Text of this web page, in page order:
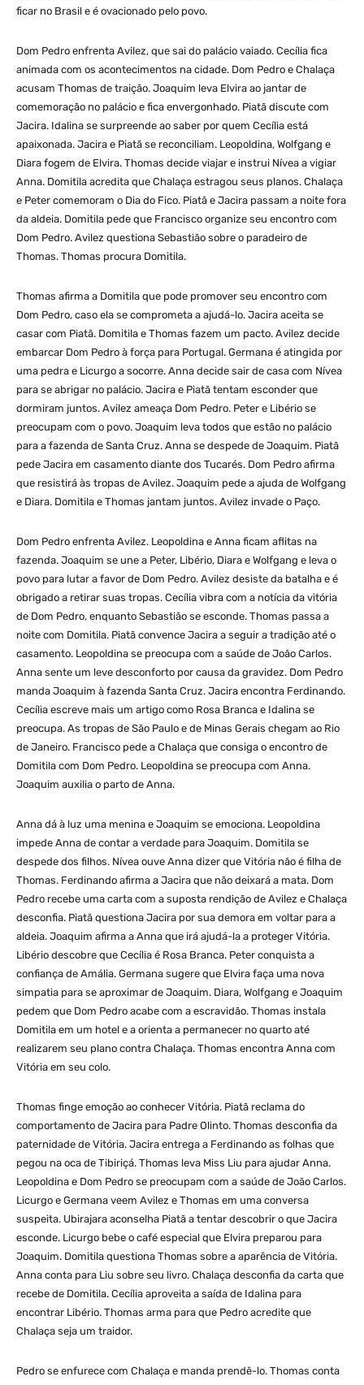
ficar no Brasil e é ovacionado pelo povo.
Dom Pedro enfrenta Avilez, que sai do palácio vaiado. Cecília fica
animada com os acontecimentos na cidade. Dom Pedro e Chalaça
acusam Thomas de traição. Joaquim leva Elvira ao jantar de
comemoração no palácio e fica envergonhado. Piatã discute com
Jacira. Idalina se surpreende ao saber por quem Cecília está
apaixonada. Jacira e Piatã se reconciliam. Leopoldina, Wolfgang e
Diara fogem de Elvira. Thomas decide viajar e instrui Nívea a vigiar
Anna. Domitila acredita que Chalaça estragou seus planos. Chalaça
e Peter comemoram o Dia do Fico. Piatã e Jacira passam a noite fora
da aldeia. Domitila pede que Francisco organize seu encontro com
Dom Pedro. Avilez questiona Sebastião sobre o paradeiro de
Thomas. Thomas procura Domitila.
Thomas afirma a Domitila que pode promover seu encontro com
Dom Pedro, caso ela se comprometa a ajudá-lo. Jacira aceita se
casar com Piatã. Domitila e Thomas fazem um pacto. Avilez decide
embarcar Dom Pedro à força para Portugal. Germana é atingida por
uma pedra e Licurgo a socorre. Anna decide sair de casa com Nívea
para se abrigar no palácio. Jacira e Piatã tentam esconder que
dormiram juntos. Avilez ameaça Dom Pedro. Peter e Libério se
preocupam com o povo. Joaquim leva todos que estão no palácio
para a fazenda de Santa Cruz. Anna se despede de Joaquim. Piatã
pede Jacira em casamento diante dos Tucarés. Dom Pedro afirma
que resistirá às tropas de Avilez. Joaquim pede a ajuda de Wolfgang
e Diara. Domitila e Thomas jantam juntos. Avilez invade o Paço.
Dom Pedro enfrenta Avilez. Leopoldina e Anna ficam aflitas na
fazenda. Joaquim se une a Peter, Libério, Diara e Wolfgang e leva o
povo para lutar a favor de Dom Pedro. Avilez desiste da batalha e é
obrigado a retirar suas tropas. Cecília vibra com a notícia da vitória
de Dom Pedro, enquanto Sebastião se esconde. Thomas passa a
noite com Domitila. Piatã convence Jacira a seguir a tradição até o
casamento. Leopoldina se preocupa com a saúde de João Carlos.
Anna sente um leve desconforto por causa da gravidez. Dom Pedro
manda Joaquim à fazenda Santa Cruz. Jacira encontra Ferdinando.
Cecília escreve mais um artigo como Rosa Branca e Idalina se
preocupa. As tropas de São Paulo e de Minas Gerais chegam ao Rio
de Janeiro. Francisco pede a Chalaça que consiga o encontro de
Domitila com Dom Pedro. Leopoldina se preocupa com Anna.
Joaquim auxilia o parto de Anna.
Anna dá à luz uma menina e Joaquim se emociona. Leopoldina
impede Anna de contar a verdade para Joaquim. Domitila se
despede dos filhos. Nívea ouve Anna dizer que Vitória não é filha de
Thomas. Ferdinando afirma a Jacira que não deixará a mata. Dom
Pedro recebe uma carta com a suposta rendição de Avilez e Chalaça
desconfia. Piatã questiona Jacira por sua demora em voltar para a
aldeia. Joaquim afirma a Anna que irá ajudá-la a proteger Vitória.
Libério descobre que Cecília é Rosa Branca. Peter conquista a
confiança de Amália. Germana sugere que Elvira faça uma nova
simpatia para se aproximar de Joaquim. Diara, Wolfgang e Joaquim
pedem que Dom Pedro acabe com a escravidão. Thomas instala
Domitila em um hotel e a orienta a permanecer no quarto até
realizarem seu plano contra Chalaça. Thomas encontra Anna com
Vitória em seu colo.
Thomas finge emoção ao conhecer Vitória. Piatã reclama do
comportamento de Jacira para Padre Olinto. Thomas desconfia da
paternidade de Vitória. Jacira entrega a Ferdinando as folhas que
pegou na oca de Tibiriçá. Thomas leva Miss Liu para ajudar Anna.
Leopoldina e Dom Pedro se preocupam com a saúde de João Carlos.
Licurgo e Germana veem Avilez e Thomas em uma conversa
suspeita. Ubirajara aconselha Piatã a tentar descobrir o que Jacira
esconde. Licurgo bebe o café especial que Elvira preparou para
Joaquim. Domitila questiona Thomas sobre a aparência de Vitória.
Anna conta para Liu sobre seu livro. Chalaça desconfia da carta que
recebe de Domitila. Cecília aproveita a saída de Idalina para
encontrar Libério. Thomas arma para que Pedro acredite que
Chalaça seja um traidor.
Pedro se enfurece com Chalaça e manda prendê-lo. Thomas conta